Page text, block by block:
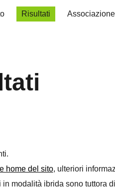
Skip to navigation
Risultati Associazione
home del sito, ulteriori
modalità ibrida sono tuttora